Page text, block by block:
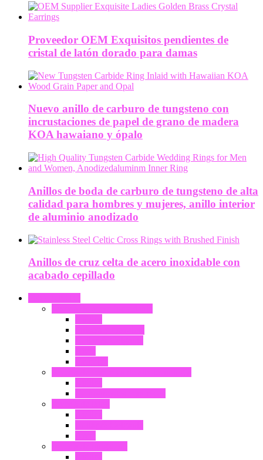
Proveedor OEM Exquisitos pendientes de
cristal de latón dorado para damas
Nuevo anillo de carburo de tungsteno con
incrustaciones de papel de grano de madera
KOA hawaiano y ópalo
Anillos de boda de carburo de tungsteno de alta
calidad para hombres y mujeres, anillo interior
de aluminio anodizado
Anillos de cruz celta de acero inoxidable con
acabado cepillado